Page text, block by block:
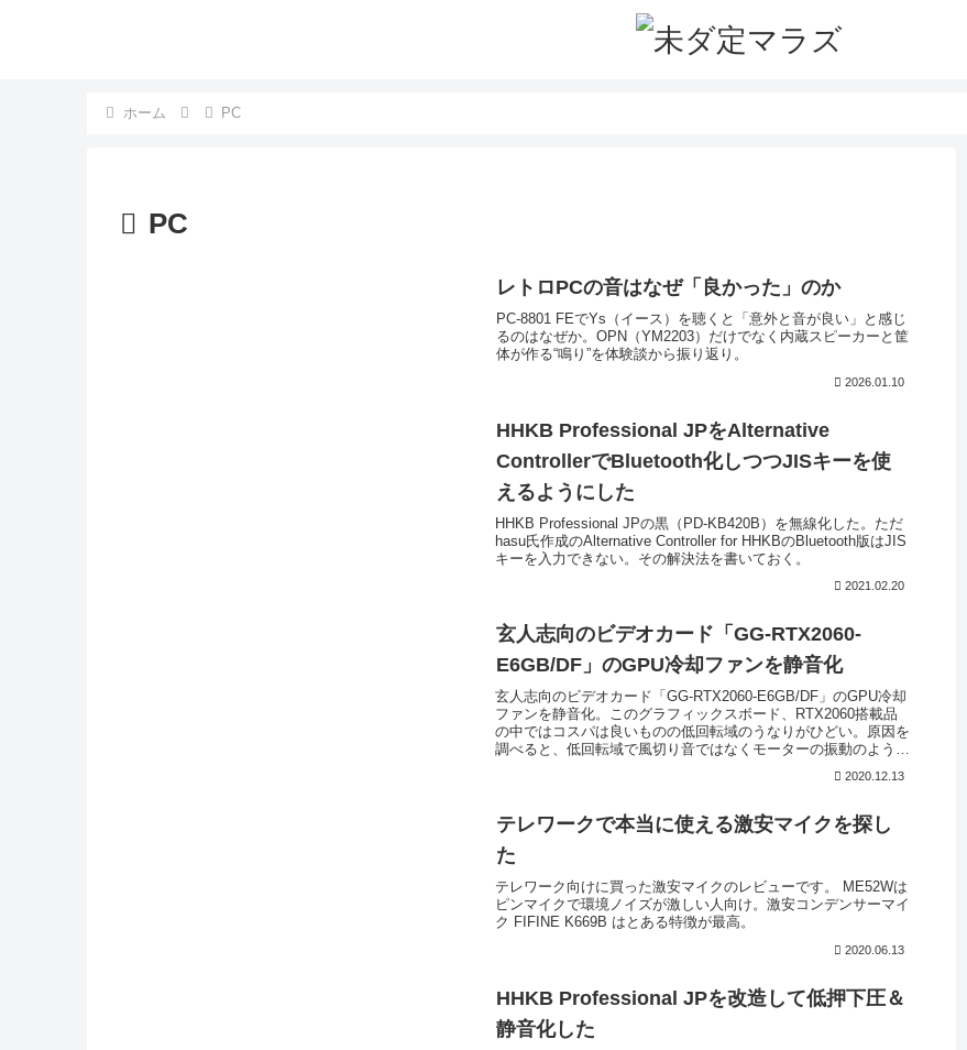
ホーム PC
PC
レトロPCの音はなぜ「良かった」のか
PC-8801 FEでYs（イース）を聴くと「意外と音が良い」と感じ
るのはなぜか。OPN（YM2203）だけでなく内蔵スピーカーと筐
体が作る“鳴り”を体験談から振り返り。
2026.01.10
HHKB Professional JPをAlternative
ControllerでBluetooth化しつつJISキーを使
えるようにした
HHKB Professional JPの黒（PD-KB420B）を無線化した。ただ
hasu氏作成のAlternative Controller for HHKBのBluetooth版はJIS
キーを入力できない。その解決法を書いておく。
2021.02.20
玄人志向のビデオカード「GG-RTX2060-
E6GB/DF」のGPU冷却ファンを静音化
玄人志向のビデオカード「GG-RTX2060-E6GB/DF」のGPU冷却
ファンを静音化。このグラフィックスボード、RTX2060搭載品
の中ではコスパは良いものの低回転域のうなりがひどい。原因を
調べると、低回転域で風切り音ではなくモーターの振動のような
2020.12.13
テレワークで本当に使える激安マイクを探し
た
テレワーク向けに買った激安マイクのレビューです。 ME52Wは
ピンマイクで環境ノイズが激しい人向け。激安コンデンサーマイ
ク FIFINE K669B はとある特徴が最高。
2020.06.13
HHKB Professional JPを改造して低押下圧＆
静音化した